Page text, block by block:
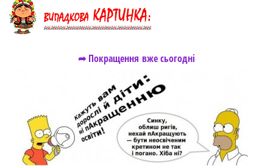
➦ Покращення вже сьогодні